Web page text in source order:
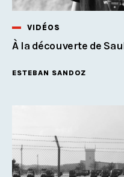
VIDÉOS
À la découverte de
ESTEBAN SANDOZ